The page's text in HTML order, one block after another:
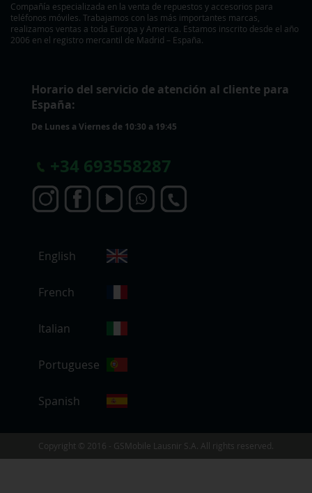
Compañía especializada en la venta de repuestos y accesorios para
teléfonos móviles. Trabajamos con las más importantes marcas,
realizamos ventas a toda Europa y America. Estamos inscrito desde el año
2006 en el registro mercantil de Madrid – España.
Horario del servicio de atención al cliente para
España:
De Lunes a Viernes de 10:30 a 19:45
+34 693558287
n
English
French
Italian
Portuguese
Spanish
Copyright © 2016 - GSMobile Lausnir S.A. All rights reserved.